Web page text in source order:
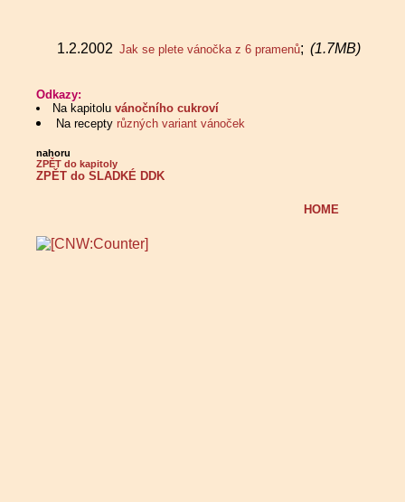
1.2.2002 Jak se plete vánočka z 6 pramenů; (1.7MB)
Odkazy:
Na kapitoluvánočního cukroví
Na recepty různých variant vánoček
nahoru
ZPĚT do kapitoly
ZPĚT do SLADKÉ DDK
HOME